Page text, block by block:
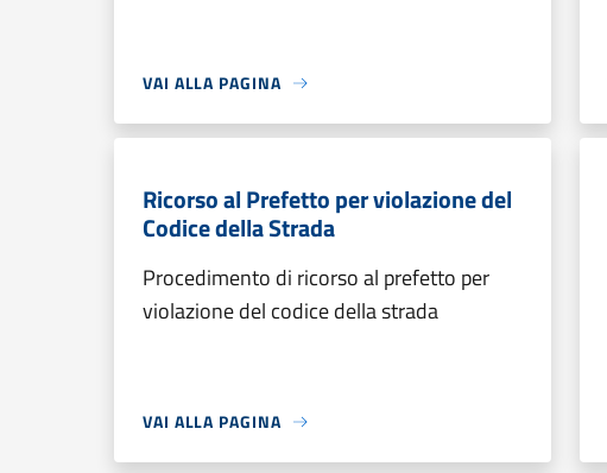
VAI ALLA PAGINA
Ricorso al Prefetto per violazione del
Codice della Strada
Procedimento di ricorso al prefetto per
violazione del codice della strada
VAI ALLA PAGINA